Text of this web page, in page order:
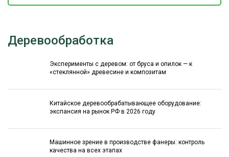
Деревообработка
Эксперименты с деревом: от бруса и опилок — к
«стеклянной» древесине и композитам
Китайское деревообрабатывающее оборудование:
экспансия на рынок РФ в 2026 году
Машинное зрение в производстве фанеры: контроль
качества на всех этапах